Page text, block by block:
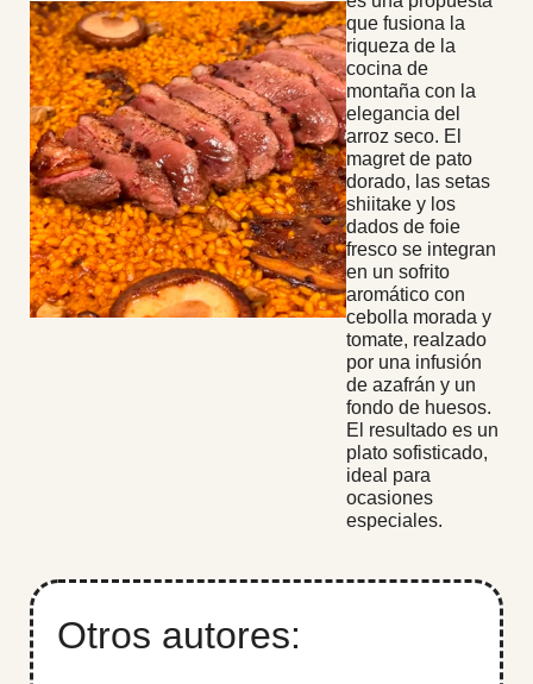
que fusiona la
riqueza de la
cocina de
montaña con la
elegancia del
arroz seco. El
magret de pato
dorado, las setas
shiitake y los
dados de foie
fresco se integran
en un sofrito
aromático con
cebolla morada y
tomate, realzado
por una infusión
de azafrán y un
fondo de huesos.
El resultado es un
plato sofisticado,
ideal para
ocasiones
especiales.
Otros autores: